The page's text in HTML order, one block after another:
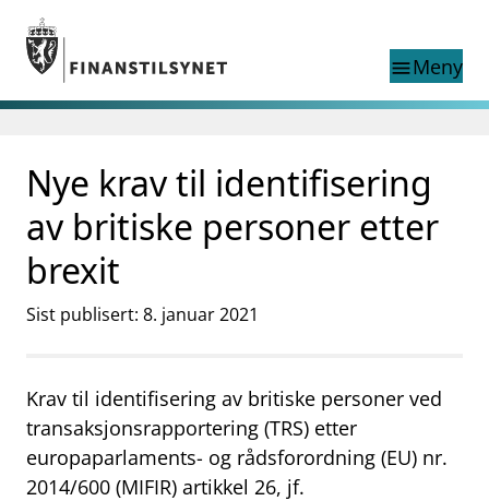
Gå til hovedinnhold
Gå til søkesiden
menuMeny
nettstedet
language
English
exist in English
English home page
Aktuelt
Finanstilsynets registre
supervisor_account Forbrukerinformasjon
businessOm Finanstilsynet
mail_outline Kontakt oss
Nye krav til identifisering
av britiske personer etter
brexit
Sist publisert: 8. januar 2021
Krav til identifisering av britiske personer ved
transaksjonsrapportering (TRS) etter
europaparlaments- og rådsforordning (EU) nr.
2014/600 (MIFIR) artikkel 26, jf.